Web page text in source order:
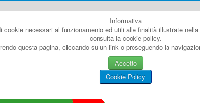
Informativa
necessari al funzionamento ed utili alle finalità illustrate
consulta la cookie policy.
questa pagina, cliccando su un link o proseguendo la
Accetto
Cookie Policy